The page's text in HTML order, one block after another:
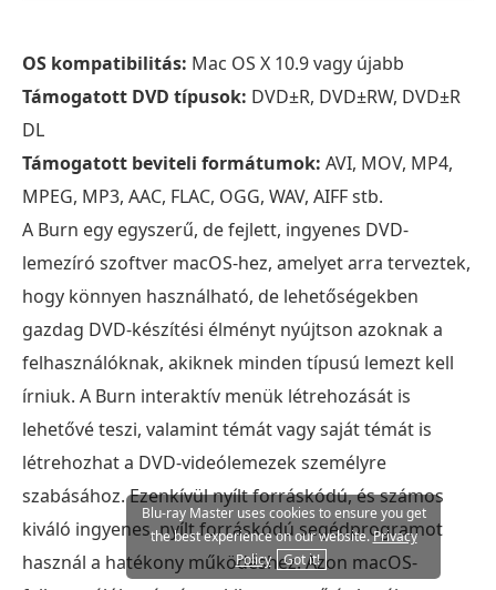
OS kompatibilitás: Mac OS X 10.9 vagy újabb
Támogatott DVD típusok: DVD±R, DVD±RW, DVD±R
DL
Támogatott beviteli formátumok: AVI, MOV, MP4,
MPEG, MP3, AAC, FLAC, OGG, WAV, AIFF stb.
A Burn egy egyszerű, de fejlett, ingyenes DVD-
lemezíró szoftver macOS-hez, amelyet arra terveztek,
hogy könnyen használható, de lehetőségekben
gazdag DVD-készítési élményt nyújtson azoknak a
felhasználóknak, akiknek minden típusú lemezt kell
írniuk. A Burn interaktív menük létrehozását is
lehetővé teszi, valamint témát vagy saját témát is
létrehozhat a DVD-videólemezek személyre
szabásához. Ezenkívül nyílt forráskódú, és számos
kiváló ingyenes, nyílt forráskódú segédprogramot
használ a hatékony működéshez. Azon macOS-
Blu-ray Master uses cookies to ensure you get
the best experience on our website.Privacy
Policy
Got it!